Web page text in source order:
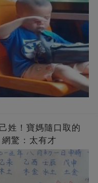
姓！寶媽隨口取的
網驚：太有才